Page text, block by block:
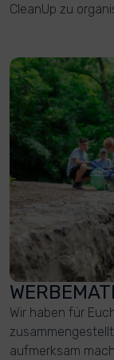
CleanUp zu
Wir haben für
aufmerksam